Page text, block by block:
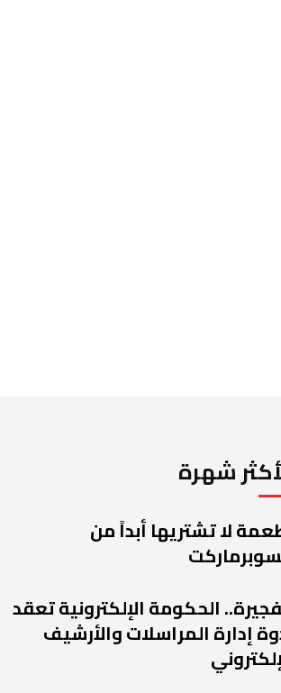
شهرة
لا تشتريها أبداً من
الحكومة الإلكترونية تعقد
إدارة المراسلات والأرشيف